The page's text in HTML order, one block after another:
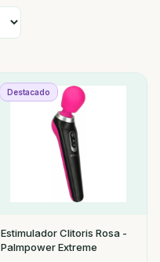
Destacado
Estimulador Clitoris Rosa -
Palmpower Extreme